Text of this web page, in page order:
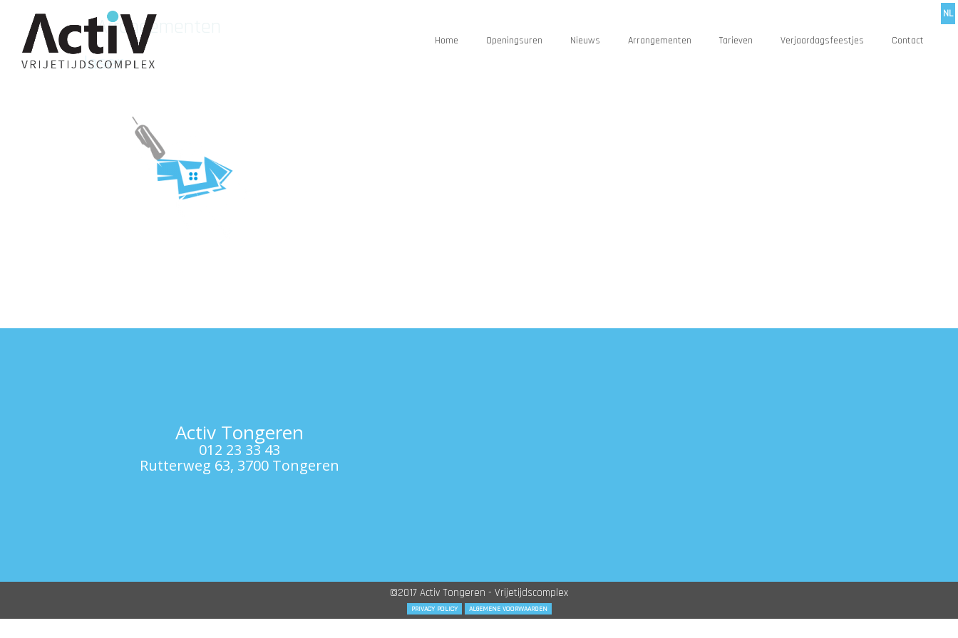
NL
Home Openingsuren Nieuws Arrangementen Tarieven Verjaardagsfeestjes Contact
«Arrangementen
laser
Activ Tongeren
012 23 33 43
Rutterweg 63, 3700 Tongeren
©2017 Activ Tongeren - Vrijetijdscomplex
PRIVACY POLICY ALGEMENE VOORWAARDEN